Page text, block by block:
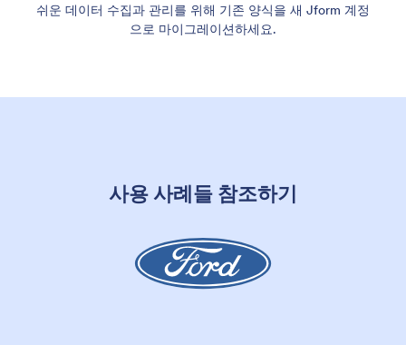
쉬운 데이터 수집과 관리를 위해 기존 양식을 새 Jform 계정
으로 마이그레이션하세요.
사용 사례들 참조하기